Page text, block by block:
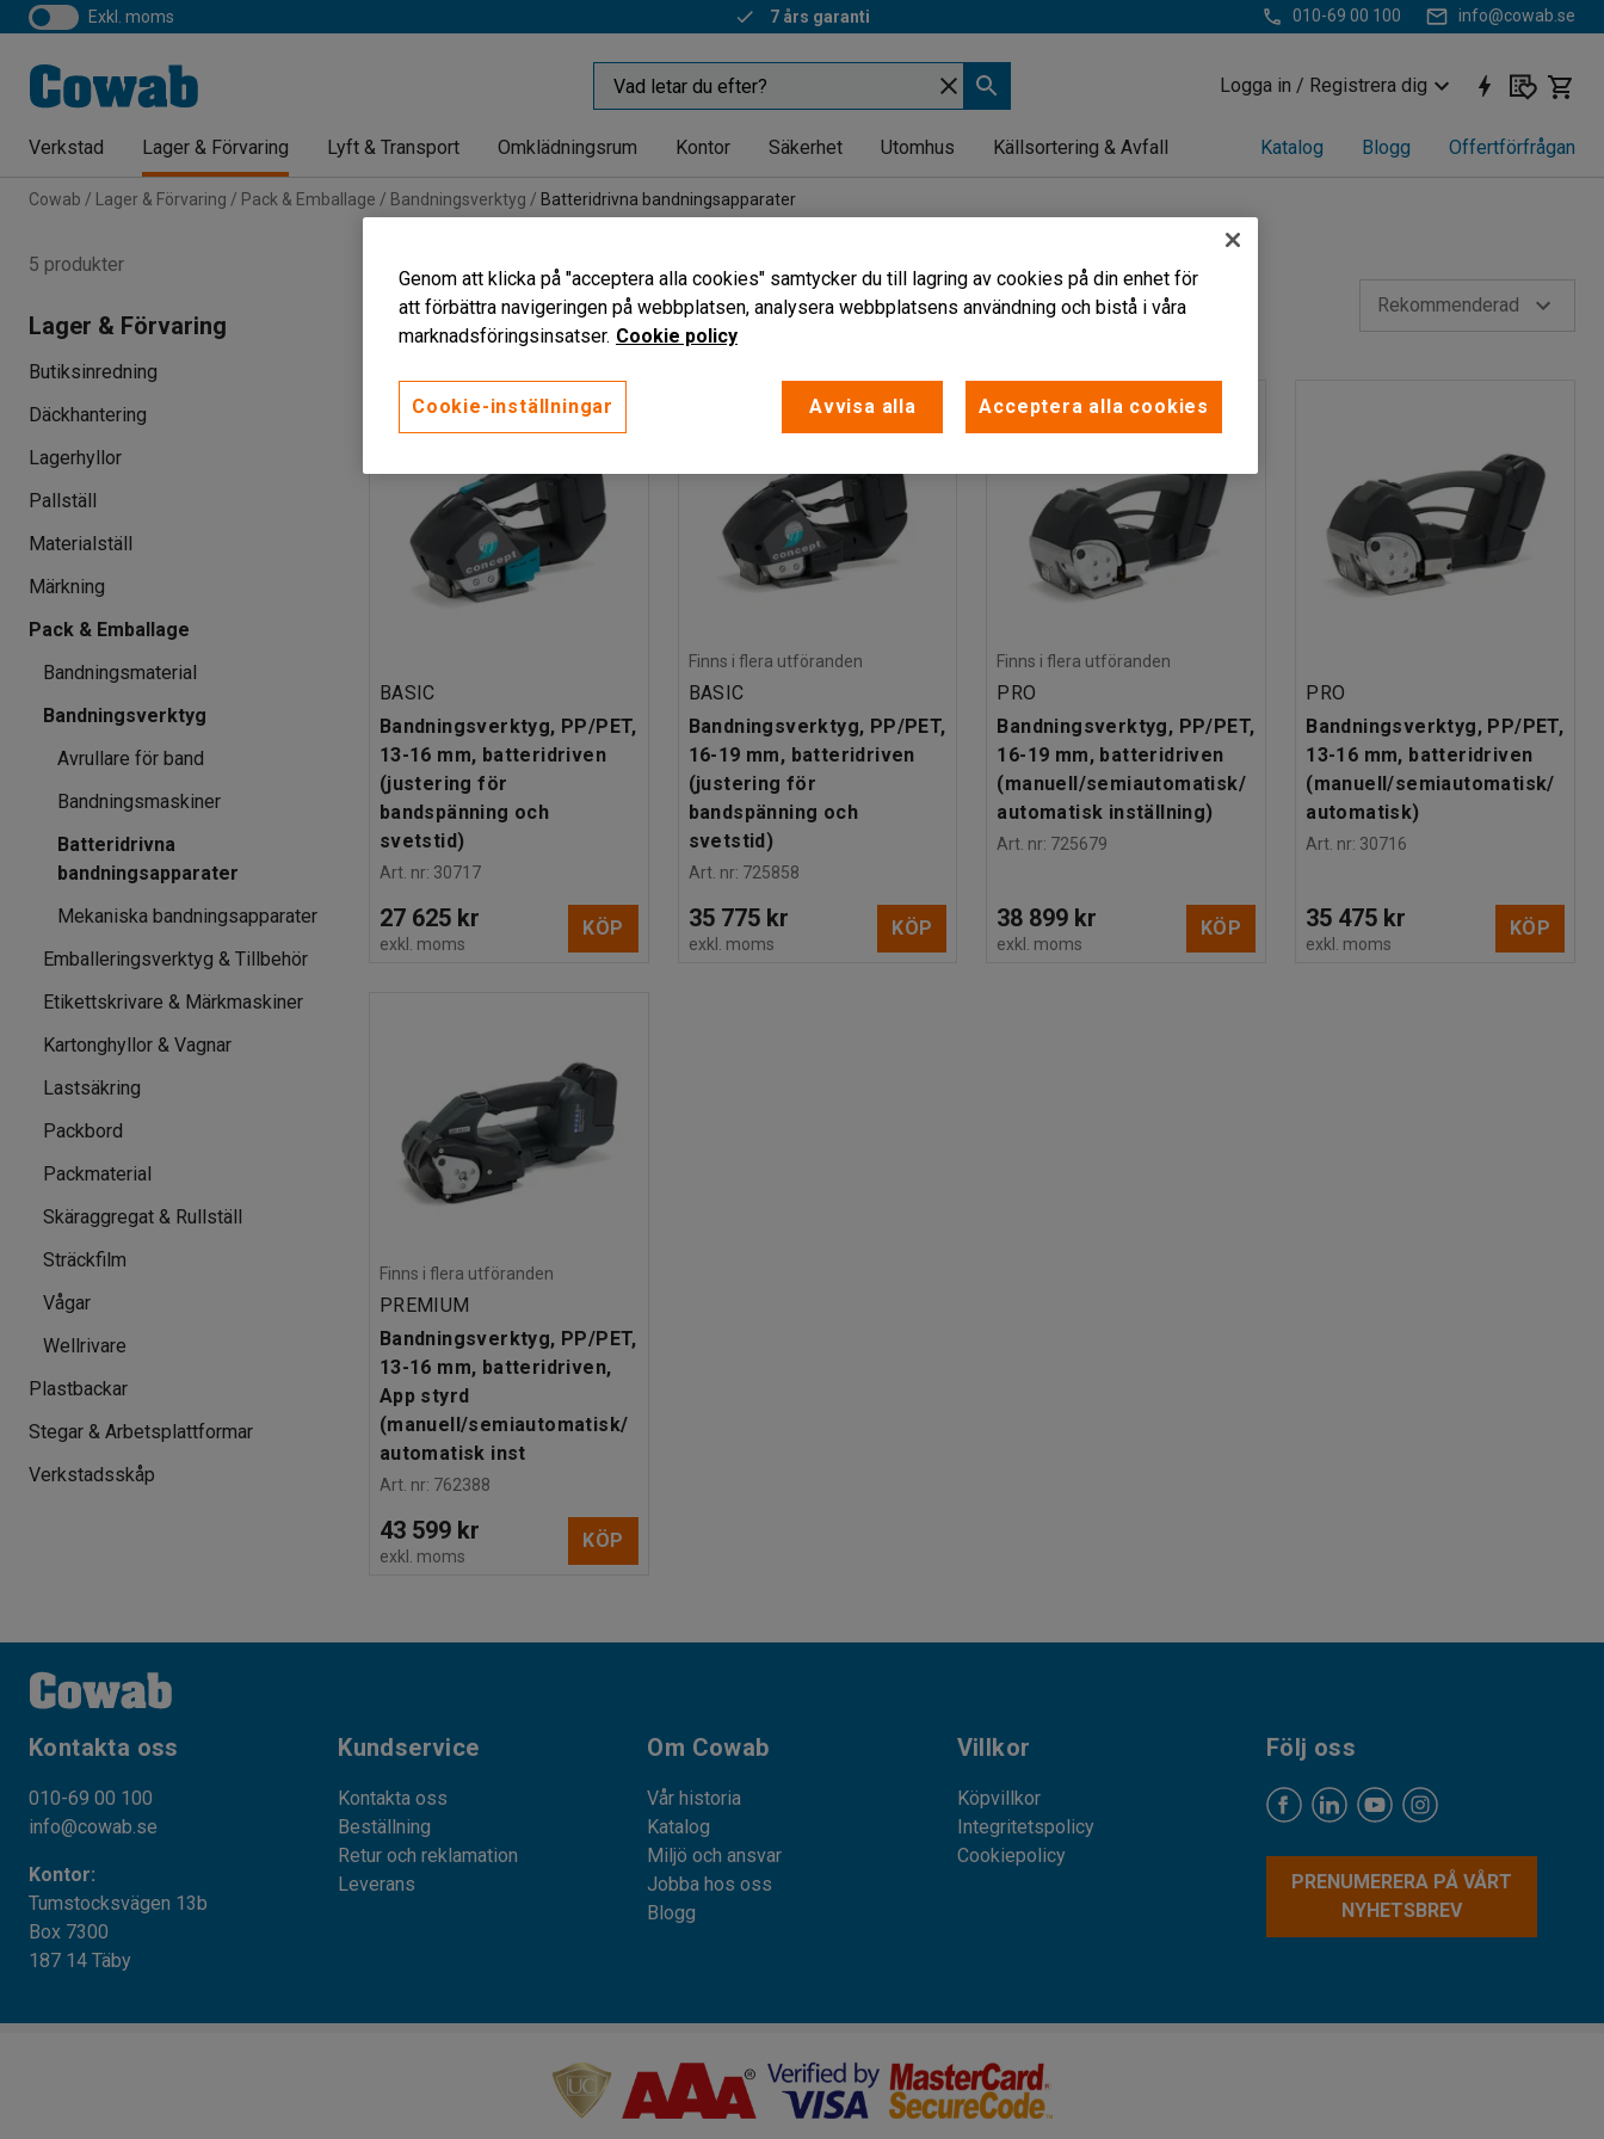
exkl. moms 7 års garanti 010-69 00 100 info@cowab.se
Logga in / Registrera dig
Verkstad Lager & Förvaring Lyft & Transport Omklädningsrum Kontor Säkerhet Utomhus Källsortering & Avfall Katalog Blogg Offertförfrågan
Cowab Lager & Förvaring Pack & Emballage Bandningsverktyg Batteridrivna bandningsapparater
Dragstyrka Rekommenderad
BASIC
Bandningsverktyg, PP/PET,
13-16 mm, batteridriven
(justering för
bandspänning och
svetstid)
Art. nr: 30717
27 625 kr
exkl. moms
KÖP
Finns i flera utföranden
BASIC
Bandningsverktyg, PP/PET,
16-19 mm, batteridriven
(justering för
bandspänning och
svetstid)
Art. nr: 725858
35 775 kr
exkl. moms
KÖP
Finns i flera utföranden
PRO
Bandningsverktyg, PP/PET,
16-19 mm, batteridriven
(manuell/semiautomatisk/
automatisk inställning)
Art. nr: 725679
38 899 kr
exkl. moms
KÖP
PRO
Bandningsverktyg, PP/PET,
13-16 mm, batteridriven
(manuell/semiautomatisk/
automatisk)
Art. nr: 30716
35 475 kr
exkl. moms
KÖP
Finns i flera utföranden
PREMIUM
Bandningsverktyg, PP/PET,
13-16 mm, batteridriven,
App styrd
(manuell/semiautomatisk/
automatisk inst
Art. nr: 762388
43 599 kr
exkl. moms
KÖP
5 produkter
Lager & Förvaring
Butiksinredning
Däckhantering
Lagerhyllor
Pallställ
Materialställ
Märkning
Pack & Emballage
Bandningsmaterial
Bandningsverktyg
Avrullare för band
Bandningsmaskiner
Batteridrivna
bandningsapparater
Mekaniska bandningsapparater
Emballeringsverktyg & Tillbehör
Etikettskrivare & Märkmaskiner
Kartonghyllor & Vagnar
Lastsäkring
Packbord
Packmaterial
Skäraggregat & Rullställ
Sträckfilm
Vågar
Wellrivare
Plastbackar
Stegar & Arbetsplattformar
Verkstadsskåp
Kontakta oss
010-69 00 100
info@cowab.se
Kontor:
Tumstocksvägen 13b
Box 7300
187 14 Täby
Kundservice
Kontakta oss
Beställning
Retur och reklamation
Leverans
Om Cowab
Vår historia
Katalog
Miljö och ansvar
Jobba hos oss
Blogg
Villkor
Köpvillkor
Integritetspolicy
Cookiepolicy
Följ oss
PRENUMERERA PÅ VÅRT
NYHETSBREV
Genom att klicka på "acceptera alla cookies" samtycker du till lagring av cookies på din enhet för
att förbättra navigeringen på webbplatsen, analysera webbplatsens användning och bistå i våra
marknadsföringsinsatser. Cookie policy
Cookie-inställningar Avvisa alla Acceptera alla cookies